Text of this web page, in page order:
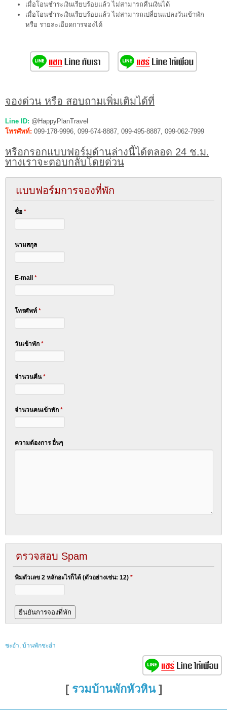
เมื่อโอนชำระเงินเรียบร้อยแล้ว ไม่สามารถคืนเงินได้
เมื่อโอนชำระเงินเรียบร้อยแล้ว ไม่สามารถเปลี่ยนแปลงวันเข้าพัก
หรือ รายละเอียดการจองได้
จองด่วน หรือ สอบถามเพิ่มเติมได้ที่
Line ID: @HappyPlanTravel
โทรศัพท์: 099-178-9996, 099-674-8887, 099-495-8887, 099-062-7999
หรือกรอกแบบฟอร์มด้านล่างนี้ได้ตลอด 24 ช.ม.
ทางเราจะตอบกลับโดยด่วน
แบบฟอร์มการจองที่พัก
ชื่อ *
นามสกุล
E-mail *
โทรศัพท์ *
วันเข้าพัก *
จำนวนคืน*
จำนวนคนเข้าพัก *
ความต้องการ อื่นๆ
ตรวจสอบ Spam
พิมตัวเลข 2 หลักอะไรก็ได้ (ตัวอย่างเช่น: 12) *
ชะอำ, บ้านพักชะอำ
[ รวมบ้านพักหัวหิน]